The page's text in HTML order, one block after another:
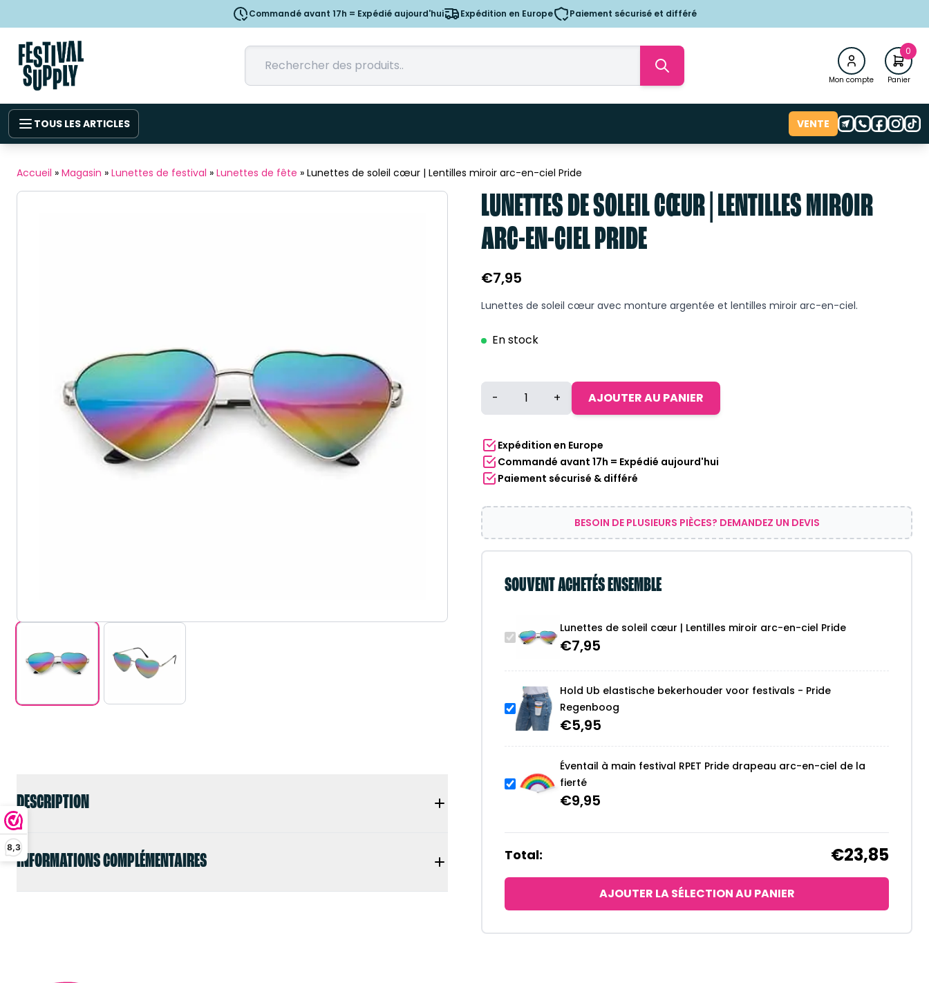
8,3
Commandé avant 17h = Expédié aujourd'hui Expédition en Europe Paiement sécurisé et différé
Mon compte
0
Panier
TOUS LES ARTICLES VENTE
Accueil » Magasin » Lunettes de festival » Lunettes de fête » Lunettes de soleil cœur | Lentilles miroir arc-en-ciel Pride
DESCRIPTION
INFORMATIONS COMPLÉMENTAIRES
LUNETTES DE SOLEIL CŒUR | LENTILLES MIROIR
ARC-EN-CIEL PRIDE
€7,95
Lunettes de soleil cœur avec monture argentée et lentilles miroir arc-en-ciel.
En stock
quantité
de
soleil
cœur
|
Lentilles
miroir
arc-
en-
Pride
- + AJOUTER AU PANIER
Expédition en Europe
Commandé avant 17h = Expédié aujourd'hui
Paiement sécurisé & différé
BESOIN DE PLUSIEURS PIÈCES? DEMANDEZ UN DEVIS
SOUVENT ACHETÉS ENSEMBLE
Lunettes de soleil cœur | Lentilles miroir arc-en-ciel Pride
€7,95
Hold Ub elastische bekerhouder voor festivals - Pride
Regenboog
€5,95
Éventail à main festival RPET Pride drapeau arc-en-ciel de la
fierté
€9,95
Total: €23,85
AJOUTER LA SÉLECTION AU PANIER